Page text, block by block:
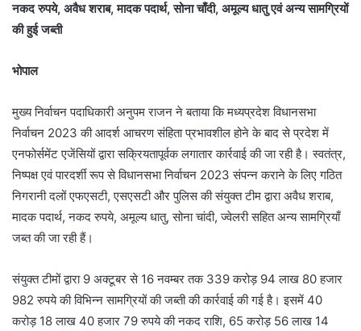
नकद रुपये, अवैध शराब, मादक पदार्थ, सोना चाँदी, अमूल्य धातु एवं अन्य सामग्रियों
की हुई जब्ती
भोपाल
मुख्य निर्वाचन पदाधिकारी अनुपम राजन ने बताया कि मध्यप्रदेश विधानसभा
निर्वाचन 2023 की आदर्श आचरण संहिता प्रभावशील होने के बाद से प्रदेश में
एनफोर्समेंट एजेंसियों द्वारा सक्रियतापूर्वक लगातार कार्रवाई की जा रही है। स्वतंत्र,
निष्पक्ष एवं पारदर्शी रूप से विधानसभा निर्वाचन 2023 संपन्न कराने के लिए गठित
निगरानी दलों एफएसटी, एसएसटी और पुलिस की संयुक्त टीम द्वारा अवैध शराब,
मादक पदार्थ, नकद रुपये, अमूल्य धातु, सोना चांदी, ज्वेलरी सहित अन्य सामग्रियाँ
जब्त की जा रही हैं।
संयुक्त टीमों द्वारा 9 अक्टूबर से 16 नवम्बर तक 339 करोड़ 94 लाख 80 हजार
982 रुपये की विभिन्न सामग्रियों की जब्ती की कार्रवाई की गई है। इसमें 40
करोड़ 18 लाख 40 हजार 79 रुपये की नकद राशि, 65 करोड़ 56 लाख 14